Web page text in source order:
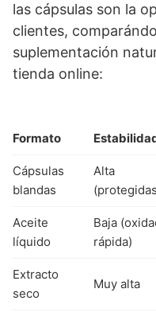
las cápsulas son la
clientes,
suplementación
tienda online:
Formato
Cápsulas
blandas
Alta
Aceite
líquido
Baja
rápida)
Extracto
seco
Muy alta